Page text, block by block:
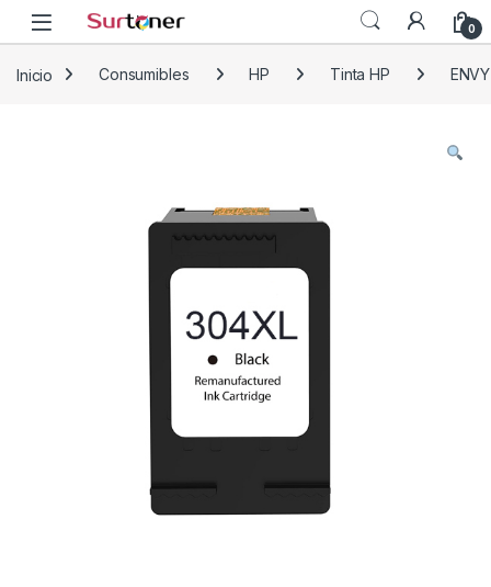
Skip to navigation
Skip to content
0
Inicio Consumibles HP Tinta HP ENVY